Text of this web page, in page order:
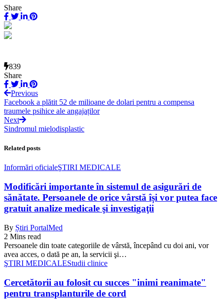
Share
839
Share
Previous
Facebook a plătit 52 de milioane de dolari pentru a compensa
traumele psihice ale angajaților
Next
Sindromul mielodisplastic
Related posts
Informări oficialeŞTIRI MEDICALE
Modificări importante în sistemul de asigurări de
sănătate. Persoanele de orice vârstă își vor putea face
gratuit analize medicale şi investigaţii
By Știri PortalMed
2 Mins read
Persoanele din toate categoriile de vârstă, începând cu doi ani, vor
avea acces, o dată pe an, la servicii şi…
ŞTIRI MEDICALEStudii clinice
Cercetătorii au folosit cu succes "inimi reanimate"
pentru transplanturile de cord